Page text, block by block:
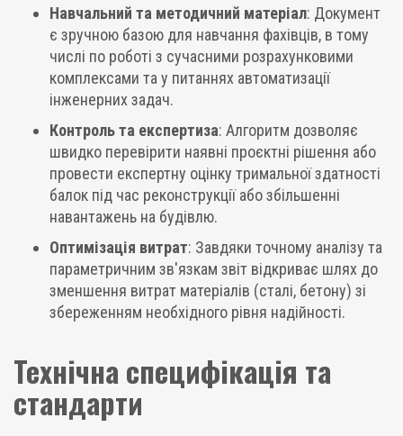
Навчальний та методичний матеріал: Документ
є зручною базою для навчання фахівців, в тому
числі по роботі з сучасними розрахунковими
комплексами та у питаннях автоматизації
інженерних задач.
Контроль та експертиза: Алгоритм дозволяє
швидко перевірити наявні проєктні рішення або
провести експертну оцінку тримальної здатності
балок під час реконструкції або збільшенні
навантажень на будівлю.
Оптимізація витрат: Завдяки точному аналізу та
параметричним зв'язкам звіт відкриває шлях до
зменшення витрат матеріалів (сталі, бетону) зі
збереженням необхідного рівня надійності.
Технічна специфікація та
стандарти